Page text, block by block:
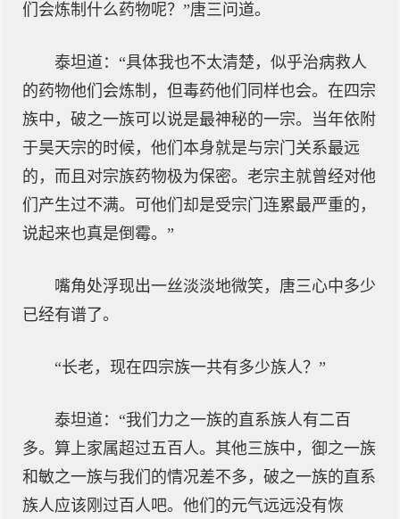
们会炼制什么药物呢？”唐三问道。
泰坦道：“具体我也不太清楚，似乎治病救人
的药物他们会炼制，但毒药他们同样也会。在四宗
族中，破之一族可以说是最神秘的一宗。当年依附
于昊天宗的时候，他们本身就是与宗门关系最远
的，而且对宗族药物极为保密。老宗主就曾经对他
们产生过不满。可他们却是受宗门连累最严重的，
说起来也真是倒霉。”
嘴角处浮现出一丝淡淡地微笑，唐三心中多少
已经有谱了。
“长老，现在四宗族一共有多少族人？”
泰坦道：“我们力之一族的直系族人有二百
多。算上家属超过五百人。其他三族中，御之一族
和敏之一族与我们的情况差不多，破之一族的直系
族人应该刚过百人吧。他们的元气远远没有恢